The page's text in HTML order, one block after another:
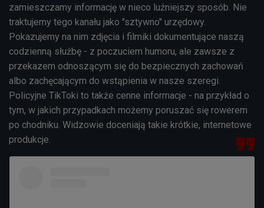
zamieszczamy informację w nieco luźniejszy sposób. Nie
traktujemy tego kanału jako "sztywno" urzędowy.
Pokazujemy na nim zdjęcia i filmiki dokumentujące naszą
codzienną służbę - z poczuciem humoru, ale zawsze z
przekazem odnoszącym się do bezpiecznych zachowań
albo zachęcającym do wstąpienia w nasze szeregi.
Policyjne TikToki to także cenne informacje - na przykład o
tym, w jakich przypadkach możemy poruszać się rowerem
po chodniku. Widzowie doceniają takie krótkie, internetowe
produkcje.